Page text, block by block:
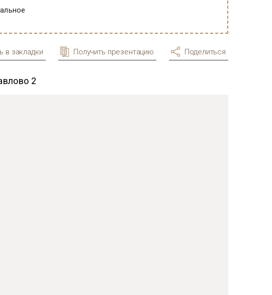
в закладки Получить презентацию Поделиться
2